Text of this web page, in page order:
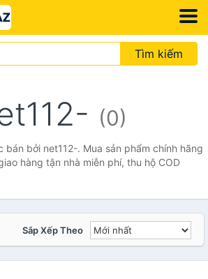
Tìm kiếm
(0)
bán bởi net112-. Mua sản phẩm chính hãng
hàng tận nhà miễn phí, thu hộ COD
Sắp Xếp Theo